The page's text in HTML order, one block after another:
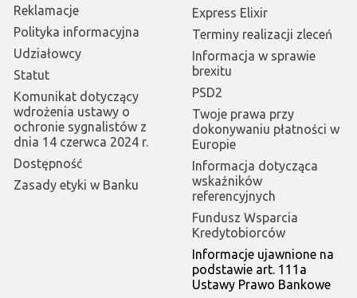
Reklamacje
Polityka informacyjna
Udziałowcy
Statut
Komunikat dotyczący
wdrożenia ustawy o
ochronie sygnalistów z
dnia 14 czerwca 2024 r.
Dostępność
Zasady etyki w Banku
Express Elixir
Terminy realizacji zleceń
Informacja w sprawie
brexitu
PSD2
Twoje prawa przy
dokonywaniu płatności w
Europie
Informacja dotycząca
wskaźników
referencyjnych
Fundusz Wsparcia
Kredytobiorców
Informacje ujawnione na
podstawie art. 111a
Ustawy Prawo Bankowe